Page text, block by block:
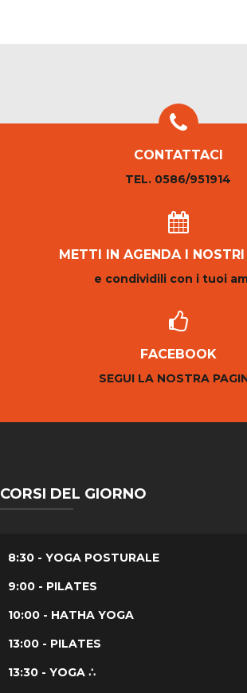
CONTATTACI
TEL. 0586/951914
METTI IN AGENDA I NOSTRI
e condividili con i tuoi
FACEBOOK
SEGUI LA NOSTRA
CORSI DEL GIORNO
8:30 - YOGA POSTURALE
9:00 - PILATES
10:00 - HATHA YOGA
13:00 - PILATES
13:30 - YOGA ∴